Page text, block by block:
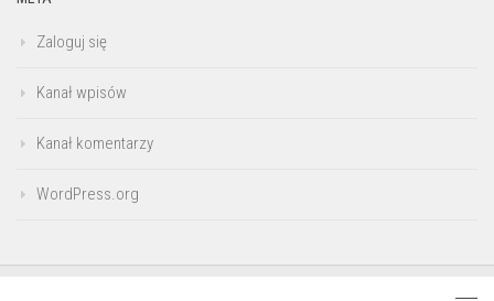
Zaloguj się
Kanał wpisów
Kanał komentarzy
WordPress.org